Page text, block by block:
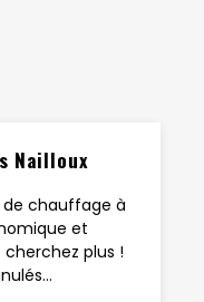
Nailloux
de chauffage à
et
plus !